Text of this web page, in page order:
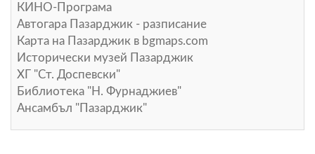
КИНО-Програма
Автогара Пазарджик - разписание
Карта на Пазарджик в bgmaps.com
Исторически музей Пазарджик
ХГ "Ст. Доспевски"
Библиотека "Н. Фурнаджиев"
Ансамбъл "Пазарджик"